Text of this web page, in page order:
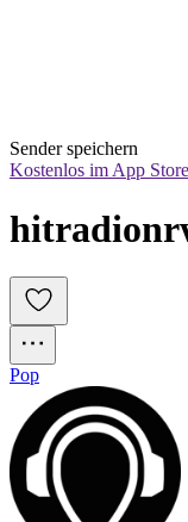
Sender speichern
Kostenlos im App
Pop